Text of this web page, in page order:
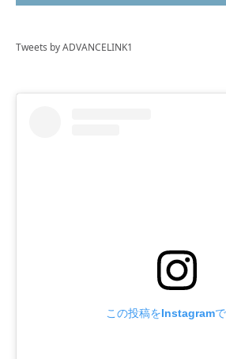
Tweets by ADVANCELINK1
この投稿をInstagram